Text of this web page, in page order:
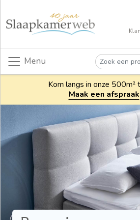
Menu
Kom langs in onze 500m²
Maak een afspraak